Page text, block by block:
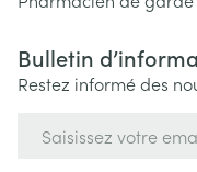
Bulletin
Restez informé des